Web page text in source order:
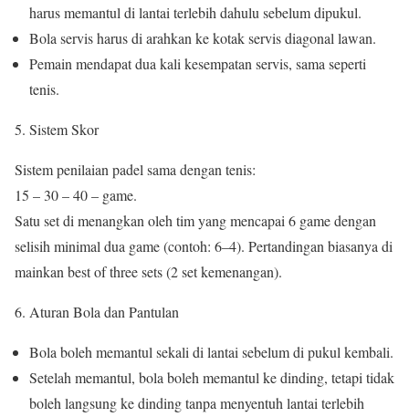
harus memantul di lantai terlebih dahulu sebelum dipukul.
Bola servis harus di arahkan ke kotak servis diagonal lawan.
Pemain mendapat dua kali kesempatan servis, sama seperti
tenis.
Sistem Skor
Sistem penilaian padel sama dengan tenis:
15 – 30 – 40 – game.
Satu set di menangkan oleh tim yang mencapai 6 game dengan
selisih minimal dua game (contoh: 6–4). Pertandingan biasanya di
mainkan best of three sets (2 set kemenangan).
Aturan Bola dan Pantulan
Bola boleh memantul sekali di lantai sebelum di pukul kembali.
Setelah memantul, bola boleh memantul ke dinding, tetapi tidak
boleh langsung ke dinding tanpa menyentuh lantai terlebih